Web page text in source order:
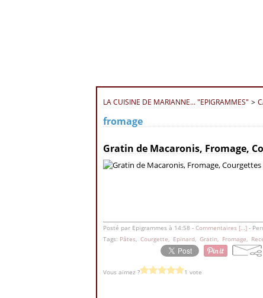
LA CUISINE DE MARIANNE... "EPIGRAMMES" >
fromage
Gratin de Macaronis, Fromage,
Posté par Epigrammes à 14:58 - Commentaires […] -
Tags: Pâtes, Courgette, Epinard, Gratin, Fromage,
Vous aimez ? 1 vote